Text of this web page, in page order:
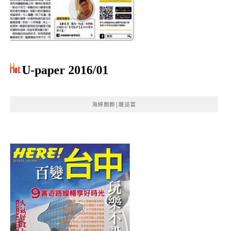
U-paper 2016/01
海綿飽飽|雜誌賞